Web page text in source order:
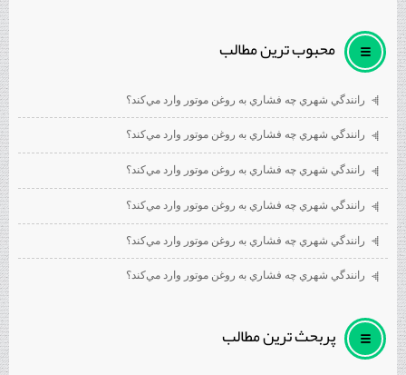
محبوب ترين مطالب
رانندگي شهري چه فشاري به روغن موتور وارد مي‌كند؟
رانندگي شهري چه فشاري به روغن موتور وارد مي‌كند؟
رانندگي شهري چه فشاري به روغن موتور وارد مي‌كند؟
رانندگي شهري چه فشاري به روغن موتور وارد مي‌كند؟
رانندگي شهري چه فشاري به روغن موتور وارد مي‌كند؟
رانندگي شهري چه فشاري به روغن موتور وارد مي‌كند؟
پربحث ترين مطالب